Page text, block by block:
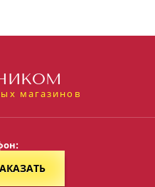
магазинов
43-88
44-54